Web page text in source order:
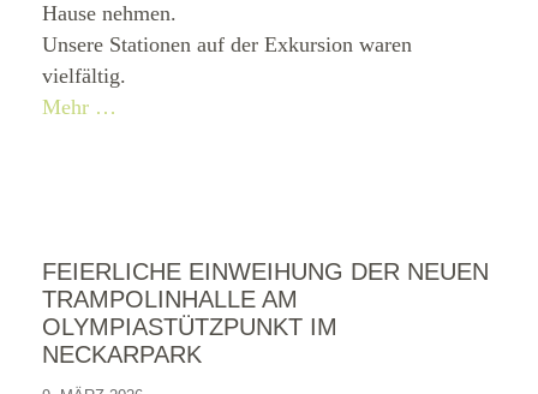
Hause nehmen.
Unsere Stationen auf der Exkursion waren
vielfältig.
Mehr …
FEIERLICHE EINWEIHUNG DER NEUEN
TRAMPOLINHALLE AM
OLYMPIASTÜTZPUNKT IM
NECKARPARK